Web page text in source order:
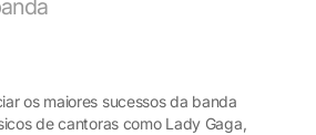
os maiores sucessos da banda
de cantoras como Lady Gaga,